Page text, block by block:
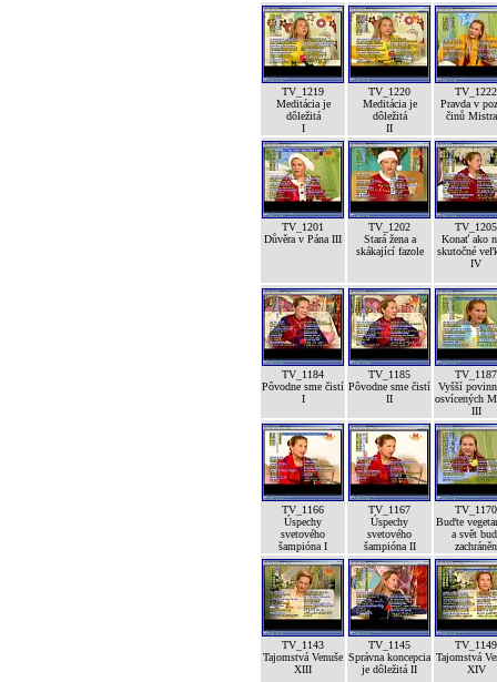
TV_1219
Meditácia je
dôležitá
I
TV_1220
Meditácia je
dôležitá
II
TV_1222
Pravda v
činů
TV_1201
Důvěra v Pána III
TV_1202
Stará žena a
skákající fazole
TV_1205
Konať ako
skutočné
IV
TV_1184
Pôvodne sme čistí
I
TV_1185
Pôvodne sme čistí
II
TV_1187
Vyšší
osvícených
III
TV_1166
Úspechy
svetového
šampióna I
TV_1167
Úspechy
svetového
šampióna II
TV_1170
Buďte
a svět
zachráněn
TV_1143
Tajomstvá Venuše
XIII
TV_1145
Správna koncepcia
je dôležitá II
TV_1149
Tajomstvá
XIV